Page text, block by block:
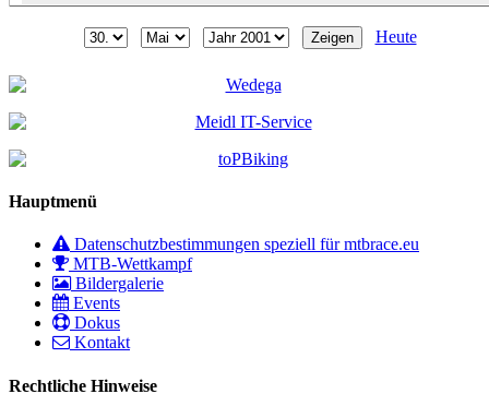
Heute
Hauptmenü
Datenschutzbestimmungen speziell für mtbrace.eu
MTB-Wettkampf
Bildergalerie
Events
Dokus
Kontakt
Rechtliche Hinweise